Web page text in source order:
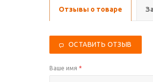
Отзывы о товаре
ОСТАВИТЬ ОТЗЫВ
Ваше имя *